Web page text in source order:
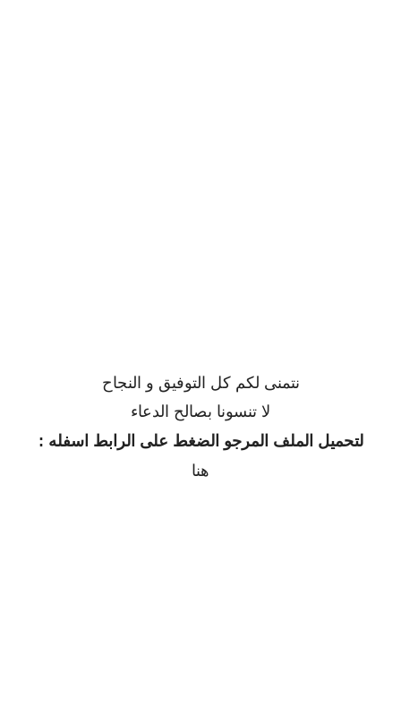
نتمنى لكم كل التوفيق و النجاح
لا تنسونا بصالح الدعاء
لتحميل الملف المرجو الضغط على الرابط اسفله :
هنا